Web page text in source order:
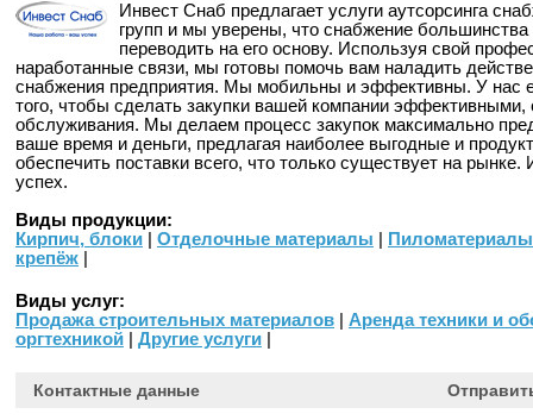
Инвест Снаб предлагает услуги аутсорсинга
групп и мы уверены, что снабжение
переводить на его основу. Используя свой
наработанные связи, мы готовы помочь вам наладить
снабжения предприятия. Мы мобильны и эффективны. У нас
того, чтобы сделать закупки вашей компании эффективными,
обслуживания. Мы делаем процесс закупок максимально
ваше время и деньги, предлагая наиболее выгодные и
обеспечить поставки всего, что только существует на
успех.
Виды продукции:
Кирпич, блоки
Отделочные материалы
крепёж
Виды услуг:
Продажа строительных материалов
Аренда техники и
оргтехникой
Другие услуги
Контактные данные